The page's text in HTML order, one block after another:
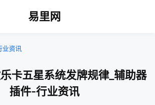
易里网
业资讯
卡五星系统发牌规律_辅助器
插件-行业资讯